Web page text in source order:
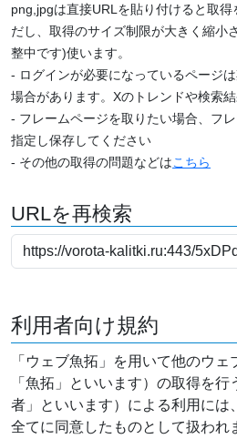
png,jpgは直接URLを貼り付けると取
だし、取得のサイズ制限が大きく縮小
整中です)使います。
- ログインが必要になっているページ
場合があります。Xのトレンドや検索結
- フレームページを取りたい場合、フ
指定し保存してください
- その他の取得の問題などはこちら
URLを再検索
利用者向け規約
「ウェブ魚拓」を用いて他のウェ
「魚拓」といいます）の取得を
者」といいます）による利用には
全てに同意したものとして扱われ